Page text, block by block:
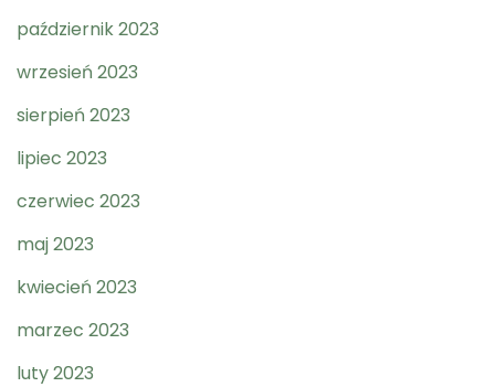
październik 2023
wrzesień 2023
sierpień 2023
lipiec 2023
czerwiec 2023
maj 2023
kwiecień 2023
marzec 2023
luty 2023